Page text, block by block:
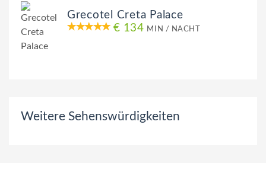
Grecotel Creta Palace
€ 134 MIN / NACHT
Weitere Sehenswürdigkeiten